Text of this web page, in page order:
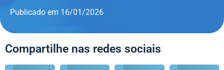
Publicado em 16/01/2026
Compartilhe nas redes sociais